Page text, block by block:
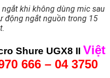
khi không dùng mic sau
động ngắt nguồn trong 15
Shure UGX8 II Việt
666 – 04 3750